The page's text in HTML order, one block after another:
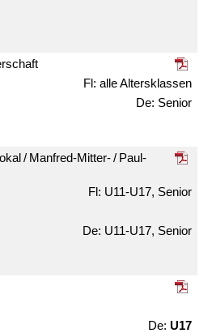
alle Alters­klassen
Senior
/ Manfred-Mitter- / Paul-
U11-U17, Senior
U11-U17, Senior
U17